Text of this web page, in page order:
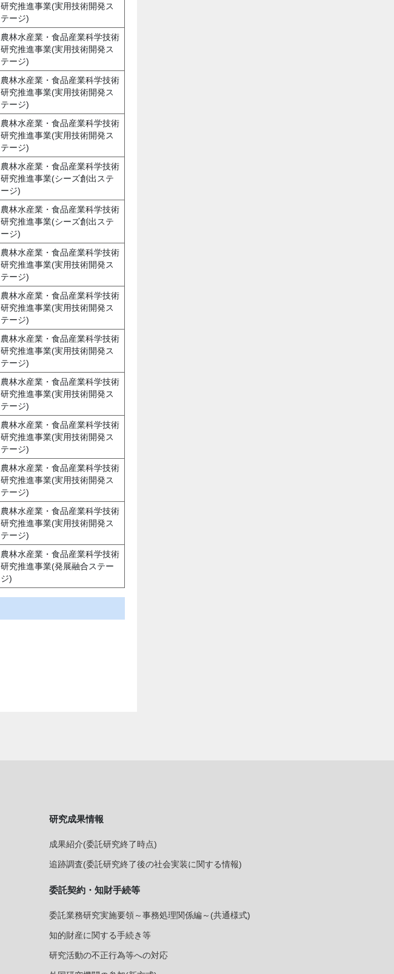
研究推進事業(実用技術開発ス
テージ)
農林水産業・食品産業科学技術
研究推進事業(実用技術開発ス
テージ)
農林水産業・食品産業科学技術
研究推進事業(実用技術開発ス
テージ)
農林水産業・食品産業科学技術
研究推進事業(実用技術開発ス
テージ)
農林水産業・食品産業科学技術
研究推進事業(シーズ創出ステ
ージ)
農林水産業・食品産業科学技術
研究推進事業(シーズ創出ステ
ージ)
農林水産業・食品産業科学技術
研究推進事業(実用技術開発ス
テージ)
農林水産業・食品産業科学技術
研究推進事業(実用技術開発ス
テージ)
農林水産業・食品産業科学技術
研究推進事業(実用技術開発ス
テージ)
農林水産業・食品産業科学技術
研究推進事業(実用技術開発ス
テージ)
農林水産業・食品産業科学技術
研究推進事業(実用技術開発ス
テージ)
農林水産業・食品産業科学技術
研究推進事業(実用技術開発ス
テージ)
農林水産業・食品産業科学技術
研究推進事業(実用技術開発ス
テージ)
農林水産業・食品産業科学技術
研究推進事業(発展融合ステー
ジ)
研究成果情報
成果紹介(委託研究終了時点)
追跡調査(委託研究終了後の社会実装に関する情報)
委託契約・知財手続等
委託業務研究実施要領～事務処理関係編～(共通様式)
知的財産に関する手続き等
研究活動の不正行為等への対応